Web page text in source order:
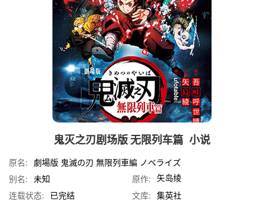
鬼灭之刃剧场版 无限列车篇 小说
原名:
劇場版 鬼滅の刃 無限列車編 ノベライズ
别名:
未知 原作:
矢岛绫
连载状态:
已完结 文库:
集英社